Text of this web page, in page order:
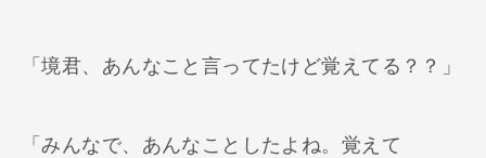
「境君、あんなこと言ってたけど覚えてる？？」
「みんなで、あんなことしたよね。覚えて